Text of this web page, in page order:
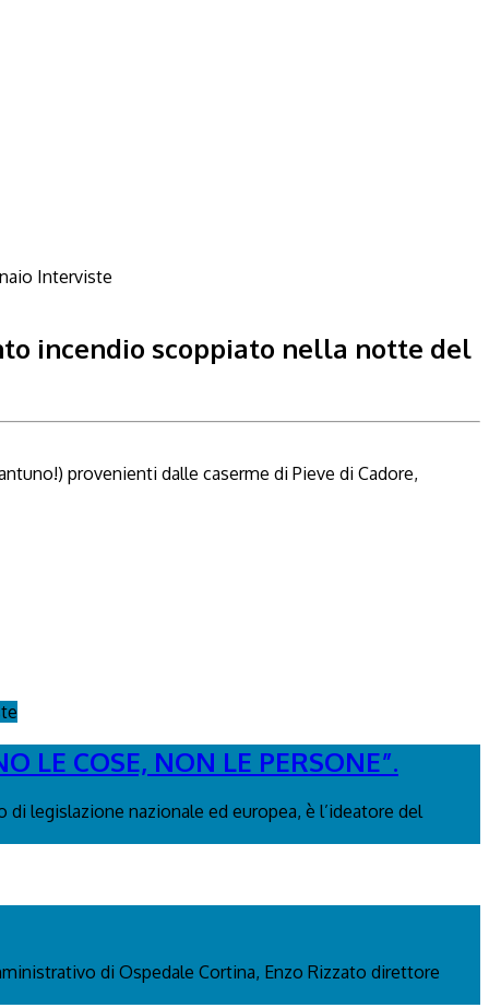
Interviste
incendio scoppiato nella notte del
provenienti dalle caserme di Pieve di Cadore,
LE COSE, NON LE PERSONE”.
di legislazione nazionale ed europea, è l’ideatore del
di Ospedale Cortina, Enzo Rizzato direttore